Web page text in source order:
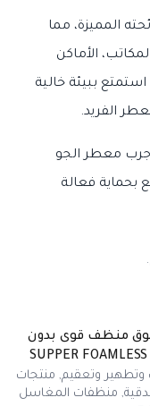
المميزة، مما
الأماكن
ببيئة خالية
الفريد.
جرب معطر الجو
بحماية فعالة
منظف قوى بدون
وتعقيم, منتجات
, منظفات المغاسل